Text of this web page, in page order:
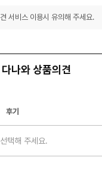
서비스 이용시 유의해 주세요.
다나와 상품의견
후기